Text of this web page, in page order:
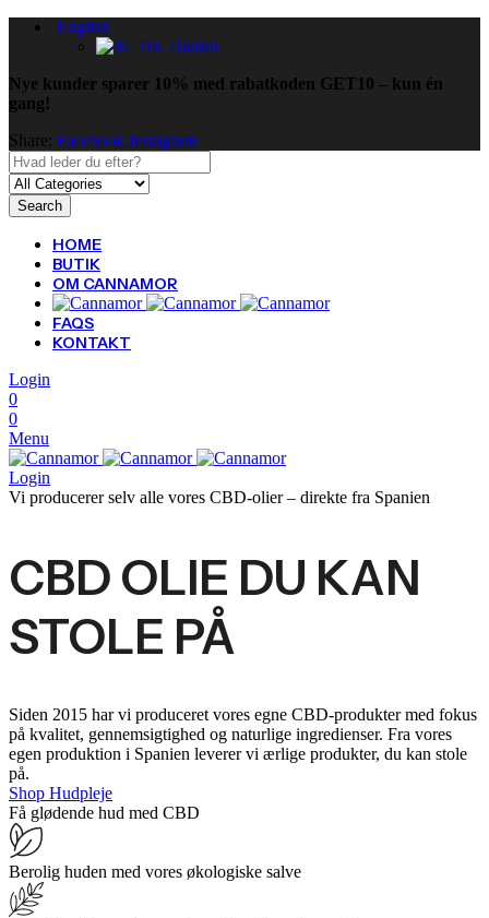
English
Danish
Nye kunder sparer 10% med rabatkoden GET10 – kun én
gang!
Share: Facebook Instagram
Search
HOME
BUTIK
OM CANNAMOR
FAQS
KONTAKT
Login
0
0
Menu
Login
Vi producerer selv alle vores CBD-olier – direkte fra Spanien
CBD OLIE DU KAN
STOLE PÅ
Siden 2015 har vi produceret vores egne CBD-produkter med fokus
på kvalitet, gennemsigtighed og naturlige ingredienser. Fra vores
egen produktion i Spanien leverer vi ærlige produkter, du kan stole
på.
Shop Hudpleje
Få glødende hud med CBD
Berolig huden med vores økologiske salve